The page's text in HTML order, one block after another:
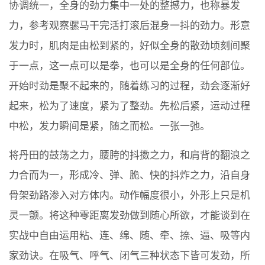
协调统一，全身的劲力集中一处的整撼力，也称暴发
力，参考观察骡马干完活打滚后混身一抖的劲力。形意
发力时，肌肉是由松到紧的，好似全身的散劲顷刻间聚
于一点，这一点可以是拳，也可以是全身的任何部位。
开始时劲是聚不起来的，随着练习的过程，劲会逐渐好
起来，松为了速度，紧为了整劲。先松后紧，运动过程
中松，发力瞬间是紧，随之而松。一张一弛。
将丹田的鼓荡之力，腰胯的抖擞之力，和肩背的翻浪之
力合而为一，形成冷、弹、脆、快的抖炸之力，沿自身
骨架劲路渗入对方体内。动作幅度很小，外形上只是机
灵一颤。将这种零距离发劲做到随心所欲，才能谈到在
实战中自由运用粘、连、绵、随、牵、捺、逼、吸等内
家劲诀。在吸气、呼气、闭气三种状态下皆可发劲，所